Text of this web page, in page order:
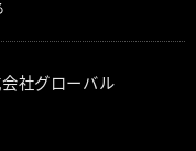
社グローバル